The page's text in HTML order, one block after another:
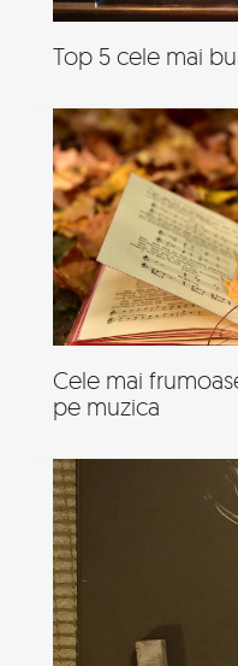
Top 5 cele mai
Cele mai
pe muzica